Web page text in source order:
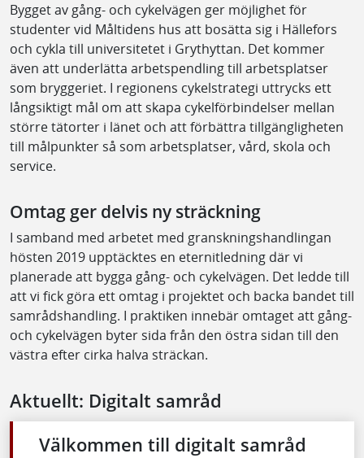
Bygget av gång- och cykelvägen ger möjlighet för
studenter vid Måltidens hus att bosätta sig i Hällefors
och cykla till universitetet i Grythyttan. Det kommer
även att underlätta arbetspendling till arbetsplatser
som bryggeriet. I regionens cykelstrategi uttrycks ett
långsiktigt mål om att skapa cykelförbindelser mellan
större tätorter i länet och att förbättra tillgängligheten
till målpunkter så som arbetsplatser, vård, skola och
service.
Omtag ger delvis ny sträckning
I samband med arbetet med granskningshandlingan
hösten 2019 upptäcktes en eternitledning där vi
planerade att bygga gång- och cykelvägen. Det ledde till
att vi fick göra ett omtag i projektet och backa bandet till
samrådshandling. I praktiken innebär omtaget att gång-
och cykelvägen byter sida från den östra sidan till den
västra efter cirka halva sträckan.
Aktuellt: Digitalt samråd
Välkommen till digitalt samråd